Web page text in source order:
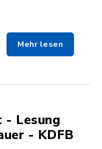
Mehr lesen
- Lesung
- KDFB